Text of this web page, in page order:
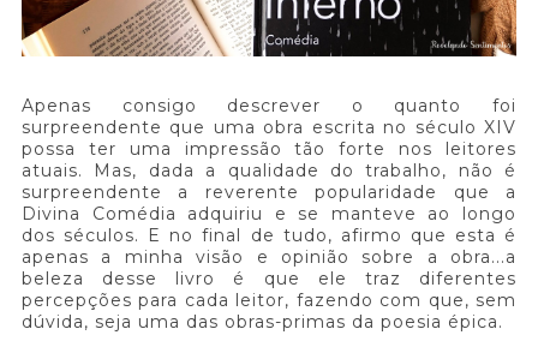
Apenas consigo descrever o quanto foi
surpreendente que uma obra escrita no século XIV
possa ter uma impressão tão forte nos leitores
atuais. Mas, dada a qualidade do trabalho, não é
surpreendente a reverente popularidade que a
Divina Comédia adquiriu e se manteve ao longo
dos séculos. E no final de tudo, afirmo que esta é
apenas a minha visão e opinião sobre a obra...a
beleza desse livro é que ele traz diferentes
percepções para cada leitor, fazendo com que, sem
dúvida, seja uma das obras-primas da poesia épica.